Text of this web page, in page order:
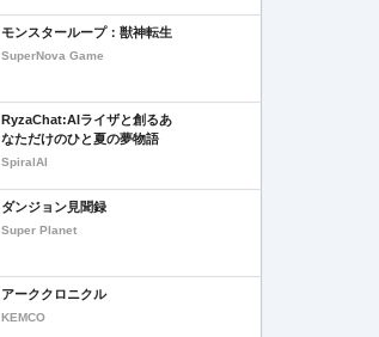
モンスターループ：獣神転生
SuperNova Game
RyzaChat:AIライザと創るあ
なただけのひと夏の夢物語
SpiralAI
ダンジョン見聞録
Super Planet
アーククロニクル
KEMCO